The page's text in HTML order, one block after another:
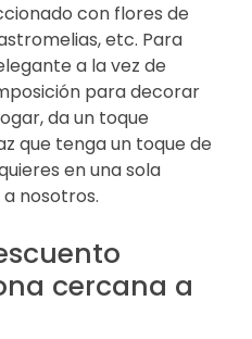
con flores de
etc. Para
a la vez de
para decorar
da un toque
que tenga un toque de
en una sola
nosotros.
cercana a